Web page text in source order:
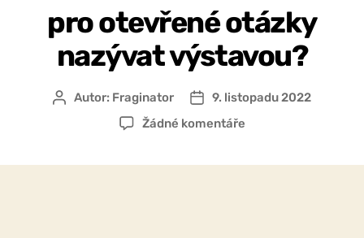
pro otevřené otázky
nazývat výstavou?
AutorAutor: Fraginator
Datum
příspěvku
9. listopadu 2022
Žádné komentářeu